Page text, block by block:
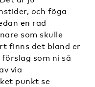
och föga
en rad
som skulle
finns det bland er
som ni så
via
punkt se